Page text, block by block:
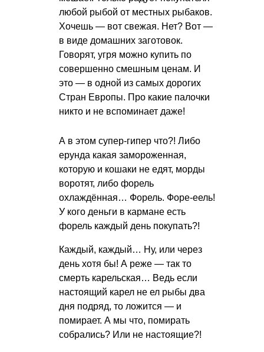
любой рыбой от местных рыбаков.
Хочешь — вот свежая. Нет? Вот —
в виде домашних заготовок.
Говорят, угря можно купить по
совершенно смешным ценам. И
это — в одной из самых дорогих
Стран Европы. Про какие палочки
никто и не вспоминает даже!
А в этом супер-гипер что?! Либо
ерунда какая замороженная,
которую и кошаки не едят, морды
воротят, либо форель
охлаждённая… Форель. Форе-еель!
У кого деньги в кармане есть
форель каждый день покупать?!
Каждый, каждый… Ну, или через
день хотя бы! А реже — так то
смерть карельская… Ведь если
настоящий карел не ел рыбы два
дня подряд, то ложится — и
помирает. А мы что, помирать
собрались? Или не настоящие?!